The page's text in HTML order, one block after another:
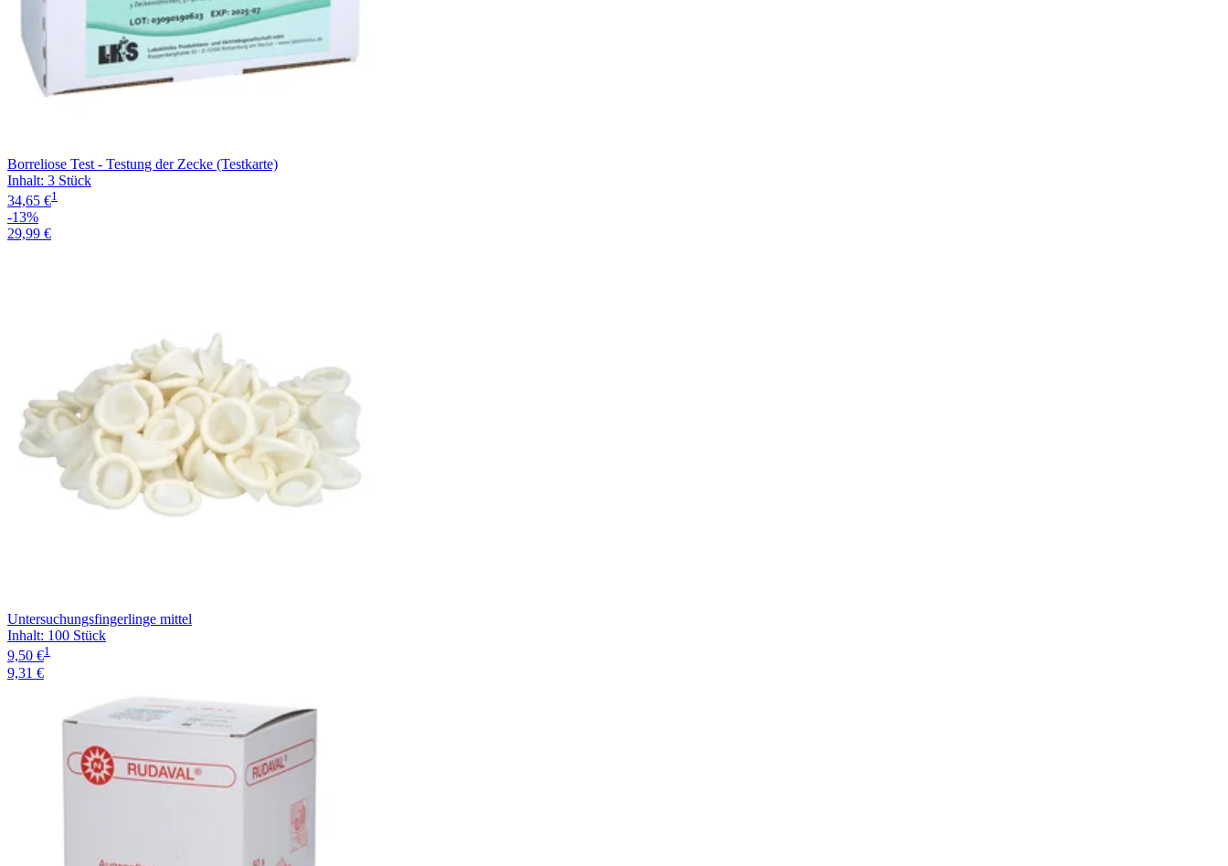
Borreliose Test - Testung der Zecke (Testkarte)
Inhalt: 3 Stück
34,65 €1
-13%
29,99 €
Untersuchungsfingerlinge mittel
Inhalt: 100 Stück
9,50 €1
9,31 €